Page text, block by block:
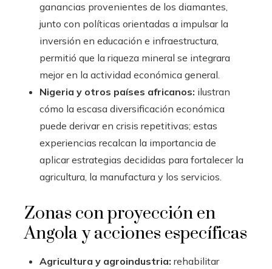
ganancias provenientes de los diamantes,
junto con políticas orientadas a impulsar la
inversión en educación e infraestructura,
permitió que la riqueza mineral se integrara
mejor en la actividad económica general.
Nigeria y otros países africanos: ilustran
cómo la escasa diversificación económica
puede derivar en crisis repetitivas; estas
experiencias recalcan la importancia de
aplicar estrategias decididas para fortalecer la
agricultura, la manufactura y los servicios.
Zonas con proyección en
Angola y acciones específicas
Agricultura y agroindustria: rehabilitar